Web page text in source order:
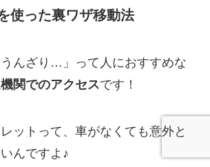
使った裏ワザ移動法
うんざり…」って人におすすめな
関でのアクセスです！
ットって、車がなくても意外と
んですよ♪